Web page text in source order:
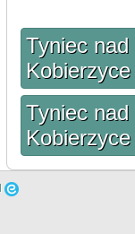
Tyniec
Kobierzyce
Tyniec
Kobierzyce